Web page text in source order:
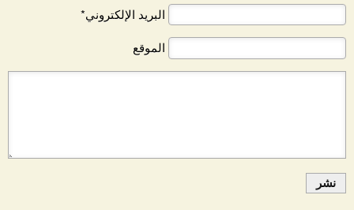
البريد الإلكتروني*
الموقع
نشر